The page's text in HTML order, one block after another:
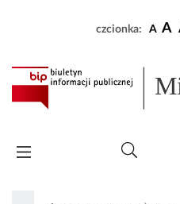
czcionka: A A